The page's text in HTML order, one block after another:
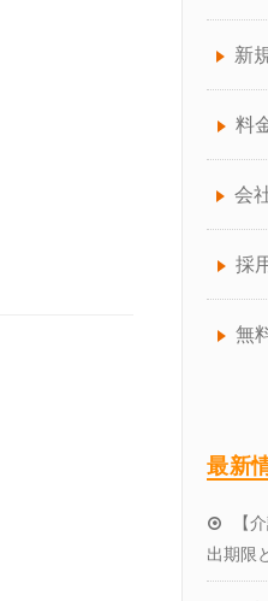
新
料
会
採
無
最新
【
出期限